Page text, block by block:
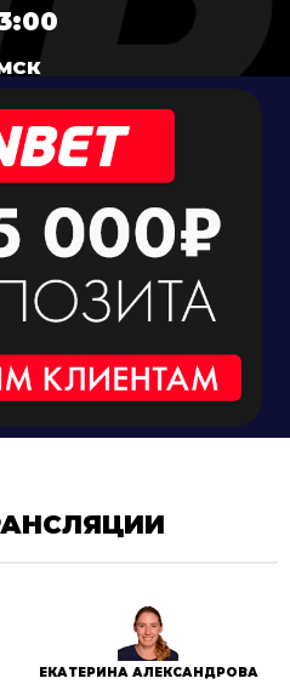
ЕКАТЕРИНА АЛЕКСАНДРОВА